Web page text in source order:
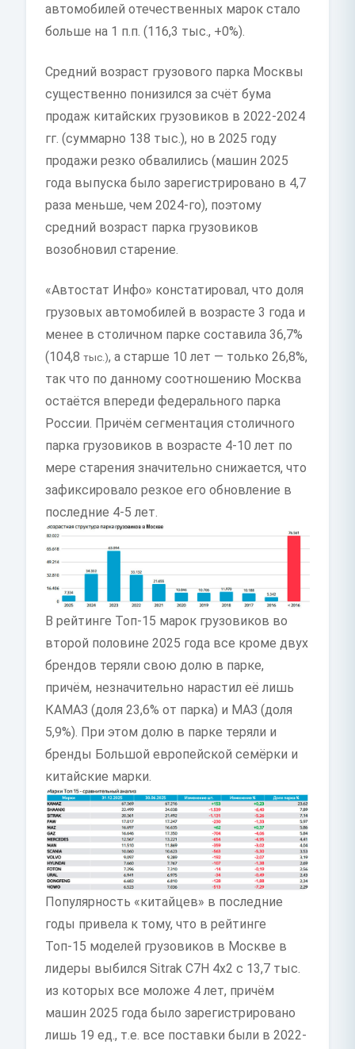
автомобилей отечественных марок стало
больше на 1 п.п. (116,3 тыс., +0%).
Средний возраст грузового парка Москвы
существенно понизился за счёт бума
продаж китайских грузовиков в 2022-2024
гг. (суммарно 138 тыс.), но в 2025 году
продажи резко обвалились (машин 2025
года выпуска было зарегистрировано в 4,7
раза меньше, чем 2024-го), поэтому
средний возраст парка грузовиков
возобновил старение.
«Автостат Инфо» констатировал, что доля
грузовых автомобилей в возрасте 3 года и
менее в столичном парке составила 36,7%
(104,8 тыс.), а старше 10 лет — только 26,8%,
так что по данному соотношению Москва
остаётся впереди федерального парка
России. Причём сегментация столичного
парка грузовиков в возрасте 4-10 лет по
мере старения значительно снижается, что
зафиксировало резкое его обновление в
последние 4-5 лет.
В рейтинге Топ-15 марок грузовиков во
второй половине 2025 года все кроме двух
брендов теряли свою долю в парке,
причём, незначительно нарастил её лишь
КАМАЗ (доля 23,6% от парка) и МАЗ (доля
5,9%). При этом долю в парке теряли и
бренды Большой европейской семёрки и
китайские марки.
Популярность «китайцев» в последние
годы привела к тому, что в рейтинге
Топ-15 моделей грузовиков в Москве в
лидеры выбился Sitrak C7H 4x2 с 13,7 тыс.
из которых все моложе 4 лет, причём
машин 2025 года было зарегистрировано
лишь 19 ед., т.е. все поставки были в 2022-